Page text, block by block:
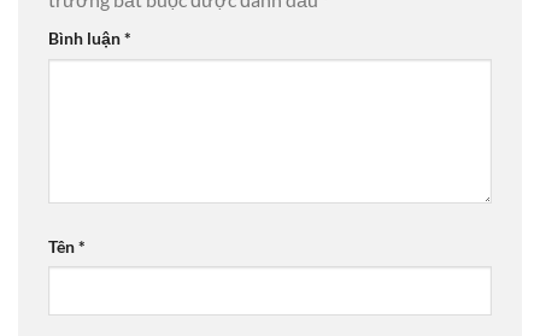
Bình luận*
Tên*